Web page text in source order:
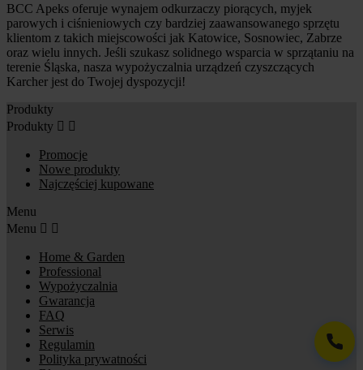
BCC Apeks oferuje wynajem odkurzaczy piorących, myjek
parowych i ciśnieniowych czy bardziej zaawansowanego sprzętu
klientom z takich miejscowości jak Katowice, Sosnowiec, Zabrze
oraz wielu innych. Jeśli szukasz solidnego wsparcia w sprzątaniu na
terenie Śląska, nasza wypożyczalnia urządzeń czyszczących
Karcher jest do Twojej dyspozycji!
Produkty
Produkty  
Promocje
Nowe produkty
Najczęściej kupowane
Menu
Menu  
Home & Garden
Professional
Wypożyczalnia
Gwarancja
FAQ
Serwis
Regulamin
Polityka prywatności